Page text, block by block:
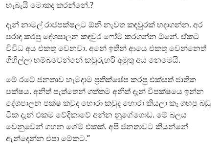
හැබැයි මොකද කරන්නේ.?
දැන් නාමල් රාජපක්ෂලට ඕනි නැවත කඳවුරක් හදාගන්න. අර
පරාද කරපු දේශපාලන කඳවුර ෆෝම් කරගන්න ඕනේ. ඒකට
විවිධ අය එකතු වෙනවා. අනේ ඉතින් ආයෙ එකතු වෙන්නෙත්
ගිහිල්ලා හම්බවෙන්නේ කවුරුහරි අමුතු අය නෙමෙයි.
මේ රටේ ජනතාව හැමදාම ප්‍රතික්ෂේප කරපු එක්සත් ජාතික
පක්ෂය. අනිත් පැත්තෙන් ගත්තම අනිත් දැන් විපක්ෂයෙ ඉන්න
දේශපාලන පක්ෂ කවුද හොරා කවුද හොරා කියලා කෑ ගහපු බඩු
ටික දැන් එකම වේදිකාවේ අන්න නුගේගොඩ. මේ බලය
වෙනුවෙන් ගහන ගේම් එකක්. අපි ජනතාවට කියන්නේ
ඇන්දෙන්න එපා මේකට.”